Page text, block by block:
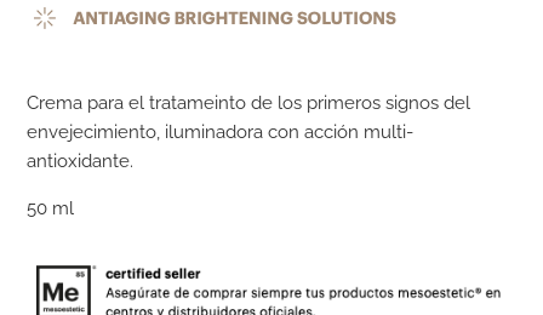
Crema para el tratameinto de los primeros signos del
envejecimiento, iluminadora con acción multi-
antioxidante.
50 ml